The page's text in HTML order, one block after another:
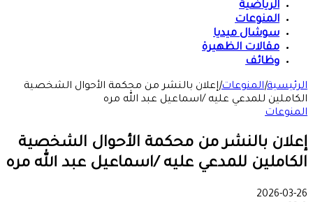
الرياضية
المنوعات
سوشال ميديا
مقالات الظهيرة
وظائف
الرئيسية|المنوعات|إعلان بالنشر من محكمة الأحوال الشخصية
الكاملين للمدعي عليه /اسماعيل عبد الله مره
المنوعات
إعلان بالنشر من محكمة الأحوال الشخصية
الكاملين للمدعي عليه /اسماعيل عبد الله مره
2026-03-26